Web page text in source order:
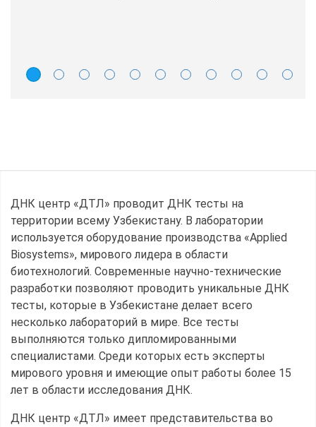
ДНК центр «ДТЛ» проводит ДНК тесты на
территории всему Узбекистану. В лаборатории
используется оборудование производства «Applied
Biosystems», мирового лидера в области
биотехнологий. Современные научно-технические
разработки позволяют проводить уникальные ДНК
тесты, которые в Узбекистане делает всего
несколько лабораторий в мире. Все тесты
выполняются только дипломированными
специалистами. Среди которых есть эксперты
мирового уровня и имеющие опыт работы более 15
лет в области исследования ДНК.
ДНК центр «ДТЛ» имеет представительства во